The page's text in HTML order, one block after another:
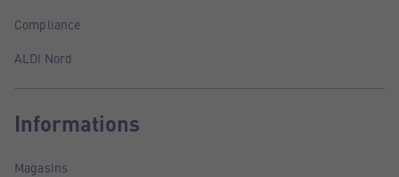
Compliance
ALDI Nord
Informations
Magasins